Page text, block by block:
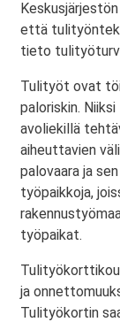
että
tieto
Tulityöt ovat
paloriskin.
avoliekillä
aiheuttavien
palovaara ja
työpaikkoja,
työpaikat.
ja
Tulityökortin